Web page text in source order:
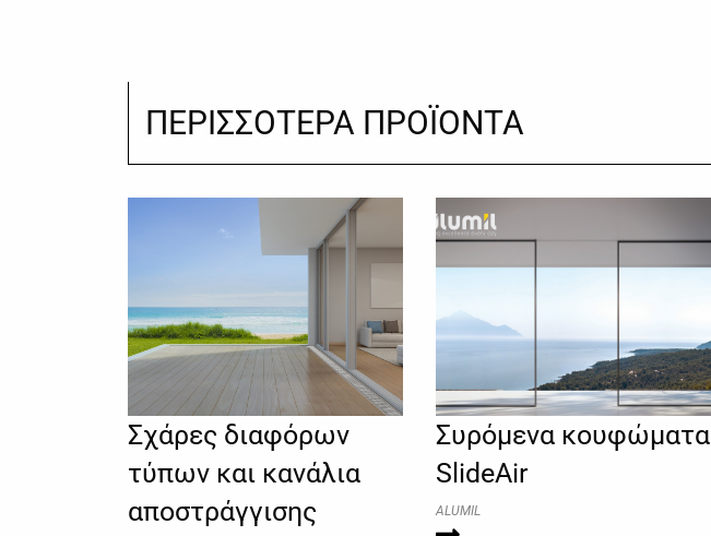
ΠΕΡΙΣΣΟΤΕΡΑ ΠΡΟΪΟΝΤΑ
Σχάρες διαφόρων
τύπων και κανάλια
αποστράγγισης
Συρόμενα κουφώματα
SlideAir
ALUMIL